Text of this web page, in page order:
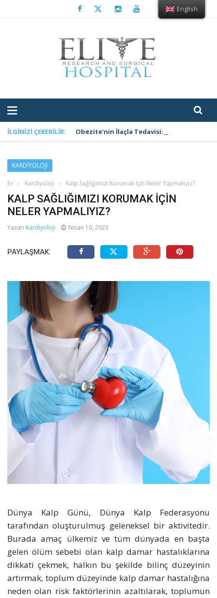
İLGINIZI ÇEKEBILIR: Obezite’nin İlaçla Tedavisi: Ozempic
KARDIYOLOJI
Ev › Kardiyoloji › Kalp Sağlığımızı Korumak İçin Neler Yapmalıyız?
KALP SAĞLIĞIMIZI KORUMAK İÇIN
NELER YAPMALIYIZ?
Yazarı Kardiyoloji Nisan 10, 2023
PAYLAŞMAK:
Dünya Kalp Günü, Dünya Kalp Federasyonu
tarafından oluşturulmuş geleneksel bir aktivitedir.
Burada amaç ülkemiz ve tüm dünyada en başta
gelen ölüm sebebi olan kalp damar hastalıklarına
dikkati çekmek, halkın bu şekilde bilinç düzeyinin
artırmak, toplum düzeyinde kalp damar hastalığına
neden olan risk faktörlerinin azaltılarak, toplumun
English